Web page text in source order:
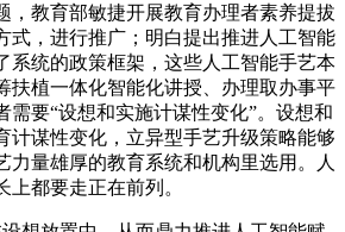
，教育部敏捷开展教育办理者素养提拔
式，进行推广；明白提出推进人工智能
系统的政策框架，这些人工智能手艺本
扶植一体化智能化讲授、办理取办事平
需要“设想和实施计谋性变化”。设想和
计谋性变化，立异型手艺升级策略能够
力量雄厚的教育系统和机构里选用。人
上都要走正在前列。